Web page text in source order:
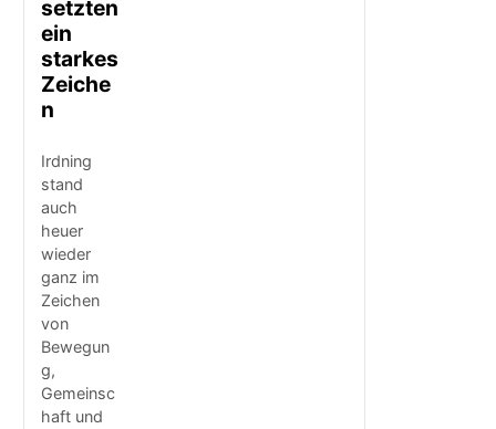
setzten
ein
starkes
Zeiche
n
Irdning
stand
auch
heuer
wieder
ganz im
Zeichen
von
Bewegun
g,
Gemeinsc
haft und